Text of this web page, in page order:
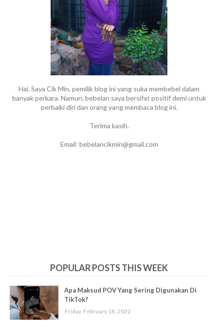
Hai. Saya Cik Min, pemilik blog ini yang suka membebel dalam
banyak perkara. Namun, bebelan saya bersifat positif demi untuk
perbaiki diri dan orang yang membaca blog ini.
Terima kasih.
Email: bebelancikmin@gmail.com
POPULAR POSTS THIS WEEK
Apa Maksud POV Yang Sering Digunakan Di
TikTok?
Friday, February 18, 2022